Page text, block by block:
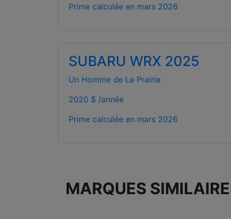
Prime calculée en mars 2026
SUBARU WRX 2025
Un Homme de La Prairie
2020 $ /année
Prime calculée en mars 2026
MARQUES